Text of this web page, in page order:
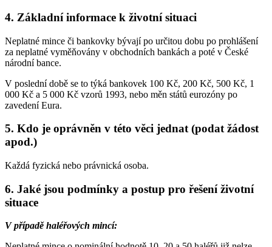
4. Základní informace k životní situaci
Neplatné mince či bankovky bývají po určitou dobu po prohlášení
za neplatné vyměňovány v obchodních bankách a poté v České
národní bance.
V poslední době se to týká bankovek 100 Kč, 200 Kč, 500 Kč, 1
000 Kč a 5 000 Kč vzorů 1993, nebo měn států eurozóny po
zavedení Eura.
5. Kdo je oprávněn v této věci jednat (podat žádost
apod.)
Každá fyzická nebo právnická osoba.
6. Jaké jsou podmínky a postup pro řešení životní
situace
V případě haléřových mincí: